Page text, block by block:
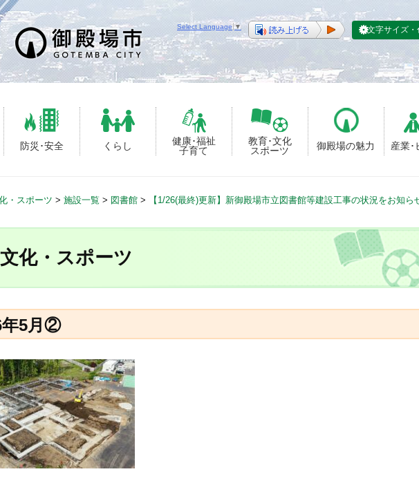
防災･安全 くらし
健康･福祉
子育て
教育･文化
スポーツ
御殿場の魅力 産業･
Select Language ▼ 文字サイズ
・スポーツ > 施設一覧 > 図書館 > 【1/26(最終)更新】新御殿場市立図書館等建設工事の状況をお知ら
化・スポーツ
年5月②